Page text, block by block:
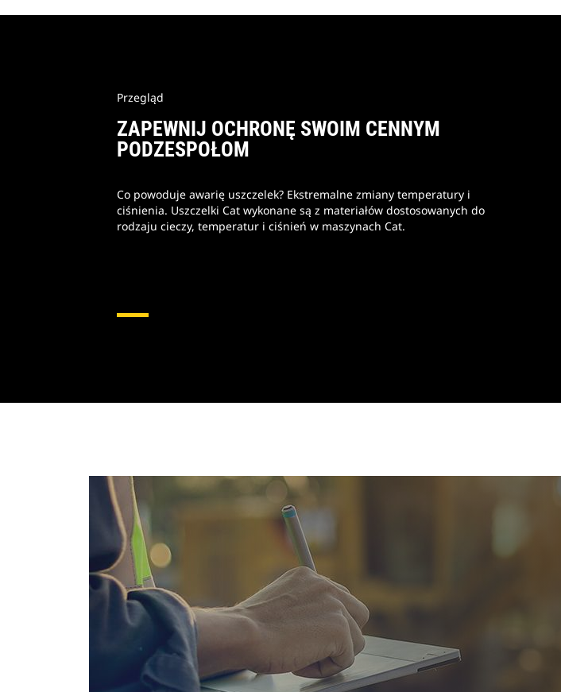
Przegląd
ZAPEWNIJ OCHRONĘ SWOIM CENNYM
PODZESPOŁOM
Co powoduje awarię uszczelek? Ekstremalne zmiany temperatury i
ciśnienia. Uszczelki Cat wykonane są z materiałów dostosowanych do
rodzaju cieczy, temperatur i ciśnień w maszynach Cat.